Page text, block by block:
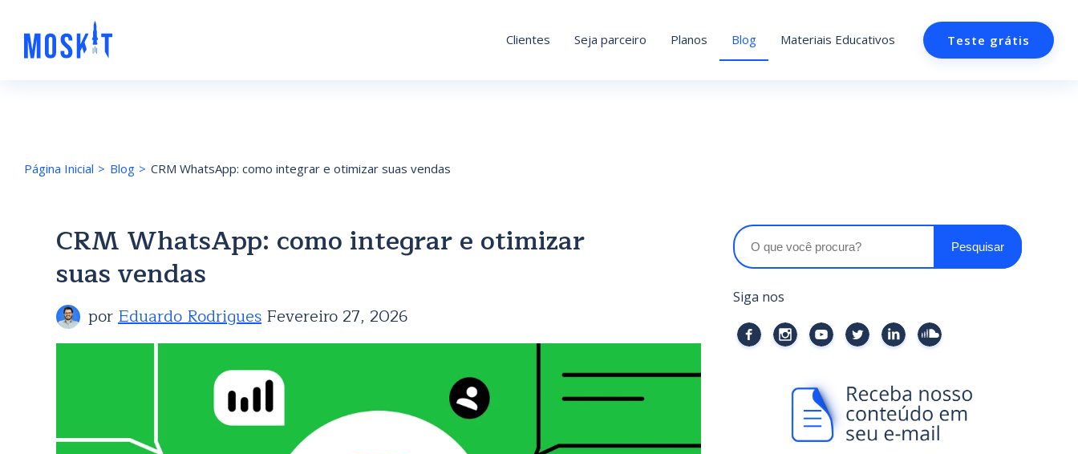
Clientes Seja parceiro Planos Blog Materiais Educativos Teste grátis
Página Inicial Blog CRM WhatsApp: como integrar e otimizar suas vendas
CRM WhatsApp: como integrar e otimizar
suas vendas
porEduardo Rodrigues Fevereiro 27, 2026
Siga nos